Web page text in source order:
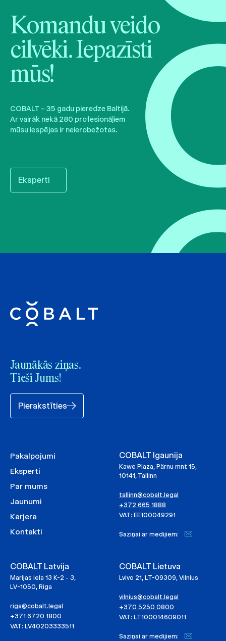
Komandu veido
cilvēki. Iepazīsti
mūs!
COBALT – 35 gadu pieredze Baltijā.
Ar vairāk nekā 280 profesionāļiem
mūsu iespējas ir neierobežotas.
Eksperti
Jaunākās ziņas.
Tieši Jums!
Pierakstīties
Pakalpojumi
Eksperti
Par mums
Jaunumi
Karjera
Kontakti
COBALT Igaunija
Kawe Plaza, Pärnu mnt 15,
10141, Tallinn
tallinn@cobalt.legal
+372 665 1888
VAT: EE100049291
Saziņai ar medijiem:
COBALT Latvija
Marijas iela 13 K-2 - 3,
LV-1050, Riga
riga@cobalt.legal
+371 6720 1800
VAT: LV40203333511
COBALT Lietuva
Lvivo 21, LT-09309, Vilnius
vilnius@cobalt.legal
+370 5250 0800
VAT: LT100014609011
Saziņai ar medijiem: